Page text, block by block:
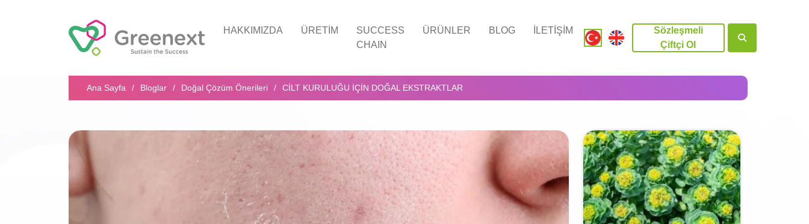
HAKKIMIZDA ÜRETIM
SUCCESS
CHAIN
ÜRÜNLER BLOG İLETİŞİM
Sözleşmeli
Çiftçi Ol
Arama...
Ana Sayfa Bloglar Doğal Çözüm Önerileri CILT KURULUĞU İÇIN DOĞAL EKSTRAKTLAR